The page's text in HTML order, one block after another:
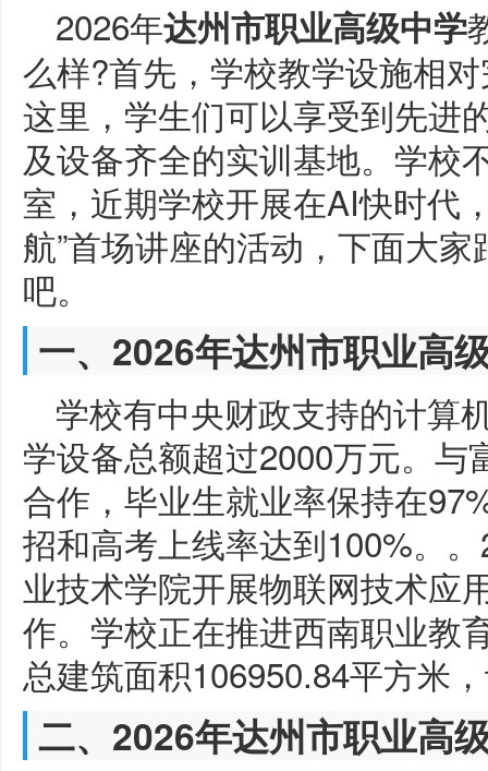
2026年达州市职业高级中学
么样?首先，学校教学设施相
这里，学生们可以享受到先进
及设备齐全的实训基地。学校
室，近期学校开展在AI快时代
航”首场讲座的活动，下面大
吧。
一、2026年达州市职业高
学校有中央财政支持的计算
学设备总额超过2000万元。
合作，毕业生就业率保持在
招和高考上线率达到100%。
业技术学院开展物联网技术应
作。学校正在推进西南职业教
总建筑面积106950.84平方米
二、2026年达州市职业高